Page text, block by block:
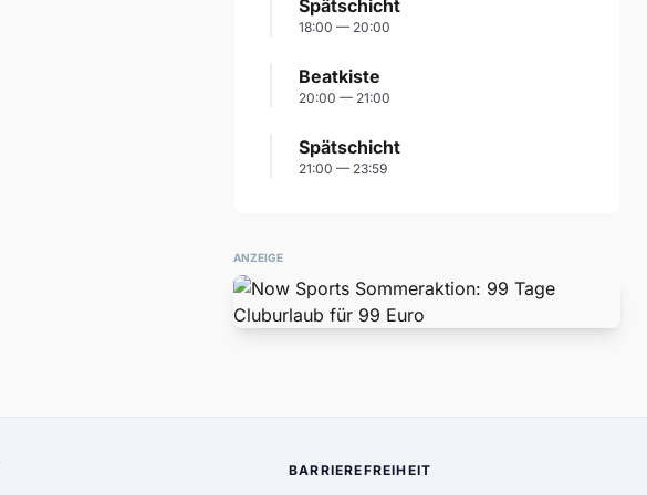
Spätschicht
18:00 — 20:00
Beatkiste
20:00 — 21:00
Spätschicht
21:00 — 23:59
ANZEIGE
BARRIEREFREIHEIT